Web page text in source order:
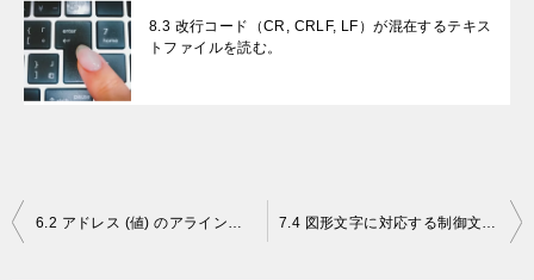
8.3 改行コード（CR, CRLF, LF）が混在するテキス
トファイルを読む。
投
6.2 アドレス (値) のアラインメントを返す。 7.4 図形文字に対応する制御文字コードを返す。